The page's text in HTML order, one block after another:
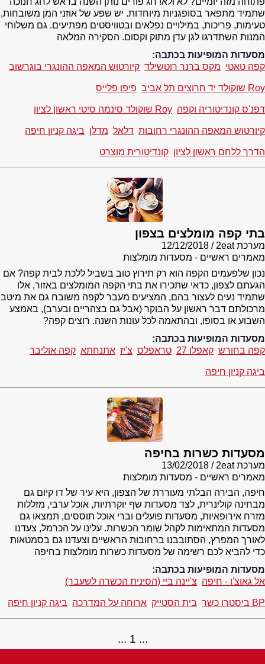
שתמיד מתפאר בסופגניות מיוחדות. יש שפע של אוזני המן משובחות,
טעימות, פריכות, במילויים נפלאים ובטוויסטים מפתיעים. גם משלוחי
המנות השתדרגו לגן עדן מתוק וקסום. הסקירה המלאה
מסעדות המופיעות בכתבה:
קפה טאטי מקס ברנר רוטשילד קיורטוש המאפה ההונגרי בוגרשוב
Roy שוקולד יד חרוצים תל אביב פיפו פלייס
דפנ'ס קונדיטוריה וקפה Roy שוקולד סינמה סיטי ראשון לציון
קיורטוש המאפה ההונגרי רחובות דלאל מדלן ביגה קניון חיפה
הדרך ללחם ראשון לציון קונדיטורית מוצרט
בתי קפה מומלצים בצפון
מערכת 2eat
12/12/2018
מאמרים ראשיים - מסעדות מומלצות
נכון שלפעמים הקפה הוא רק תירוץ טוב בשביל ללכת לבית קפה? אם
הגעתם לצפון, כדאי שתכירו את בתי הקפה המומלצים באזור, אלו
שתמיד נעים לעצור בהם, המציעים מעבר לקפה משובח גם את מיטב
מרכולתם דבר ראשון על הבוקר (אבל גם בצהריים ובערב), באמצע
השבוע או בסופו, ובהתאמה לכל עונות השנה. רוצים קפה?
מסעדות המופיעות בכתבה:
קפה בחורש קאפלו 27 טראפלס צ'יז אתנחתא קפה אוליבר
ביגה קניון חיפה
מסעדות כשרות בחיפה
מערכת 2eat
13/02/2018
מאמרים ראשיים - מסעדות מומלצות
חיפה, הבירה הבלתי מעוררת של הצפון, היא עיר של דו קיום גם
מבחינה קולינרית, לצד מסעדות שף יוקרתיות, אוכל ערבי, מזללות
מזרח אירופאיות, מסעדות פועלים וברי אוכל תוססים, תמצאו גם
מסעדות המתאימות לקהל שומר הכשרות. עלינו על הכרמל, צעדנו
לאורך המפרץ, הסתובבנו ברחובות הראשיים וצעדנו גם בסמטאות
כדי להביא לכם רשימה של מסעדות כשרות מומלצות בחיפה
מסעדות המופיעות בכתבה:
אל גאוצ'ו - חיפה צ'יינה ביי (הסינית הכשרה לשעבר)
BP ביסטרו כשר בית הסטייק ארוחה על המדרכה ביגה קניון חיפה
1